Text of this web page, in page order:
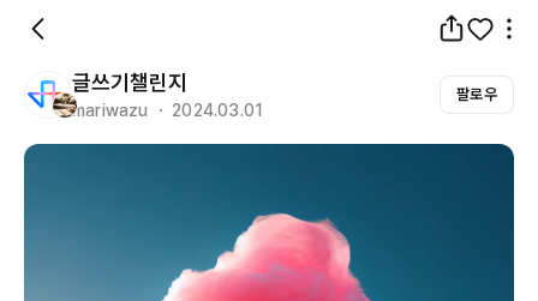
글쓰기챌린지
mariwazu ・ 2024.03.01
팔로우